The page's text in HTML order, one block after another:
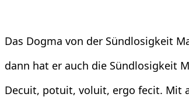
Das Dogma von der Sündlosigkeit
dann hat er auch die Sündlosigkeit
Decuit, potuit, voluit, ergo fecit. Mit